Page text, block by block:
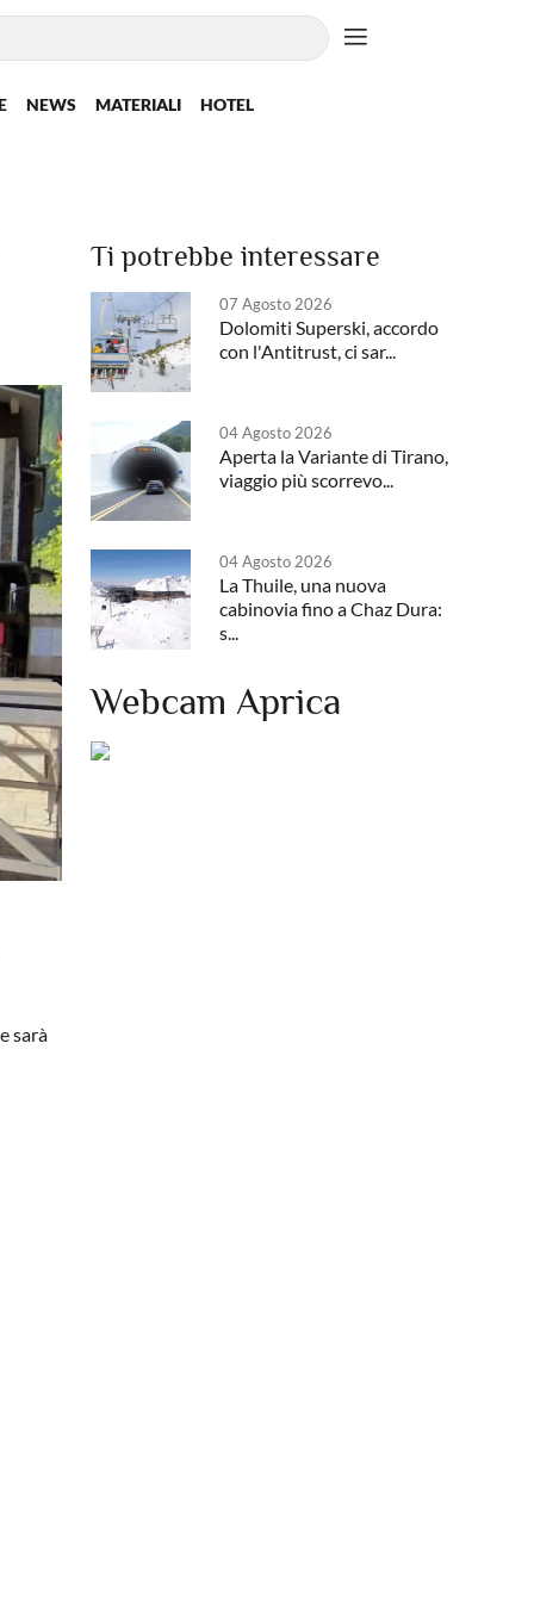
NEWS MATERIALI HOTEL
sarà
Ti potrebbe interessare
07 Agosto 2026
Dolomiti Superski, accordo
con l'Antitrust, ci sar...
04 Agosto 2026
Aperta la Variante di Tirano,
viaggio più scorrevo...
04 Agosto 2026
La Thuile, una nuova
cabinovia fino a Chaz Dura:
s...
Webcam Aprica